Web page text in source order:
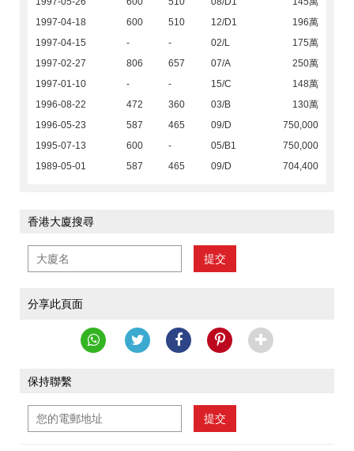
1997-04-18
600 510 12/D1
196萬
1997-04-15
- - 02/L
175萬
1997-02-27
806 657 07/A
250萬
1997-01-10
- - 15/C
148萬
1996-08-22
472 360 03/B
130萬
1996-05-23
587 465 09/D
750,000
1995-07-13
600 - 05/B1
750,000
1989-05-01
587 465 09/D 704,400
香港大廈搜尋
提交
分享此頁面
保持聯繫
提交